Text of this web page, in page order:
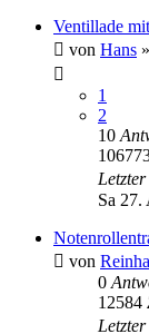
Ventillade
von Hans »
1
2
10
Sa 27.
von
0
12584